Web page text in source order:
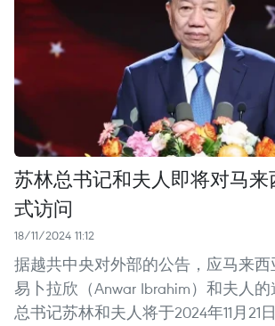
苏林总书记和夫人即将对马
式访问
18/11/2024 11:12
据越共中央对外部的公告，应马来西
易卜拉欣（Anwar Ibrahim）和夫人
总书记苏林和夫人将于2024年11月21